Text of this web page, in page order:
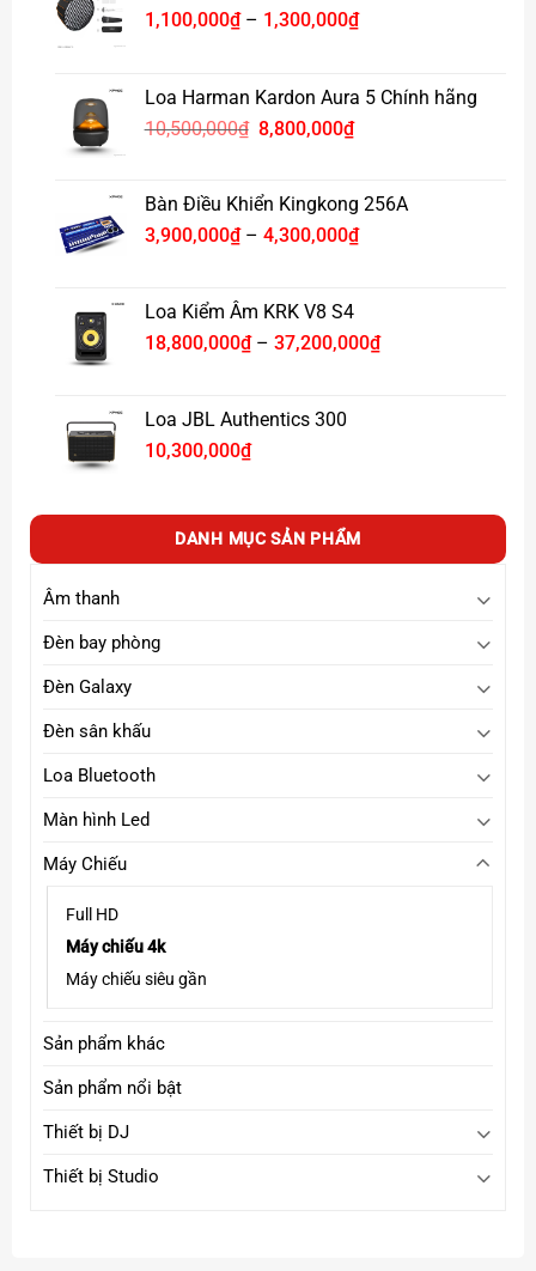
1,100,000₫ – 1,300,000₫Khoảng
1,100,000₫
Loa Harman Kardon Aura 5 Chính hãng
10,500,000₫ Giá
10,500,000₫.
8,800,000₫Giá
là:
8,800,000₫.
Bàn Điều Khiển Kingkong 256A
3,900,000₫ – 4,300,000₫Khoảng
đến
4,300,000₫
Loa Kiểm Âm KRK V8 S4
18,800,000₫ – 37,200,000₫Khoảng
Loa JBL Authentics 300
10,300,000₫
DANH MỤC SẢN PHẨM
Âm thanh
Đèn bay phòng
Đèn Galaxy
Đèn sân khấu
Loa Bluetooth
Màn hình Led
Máy Chiếu
Full HD
Máy chiếu 4k
Máy chiếu siêu gần
Sản phẩm khác
Sản phẩm nổi bật
Thiết bị DJ
Thiết bị Studio